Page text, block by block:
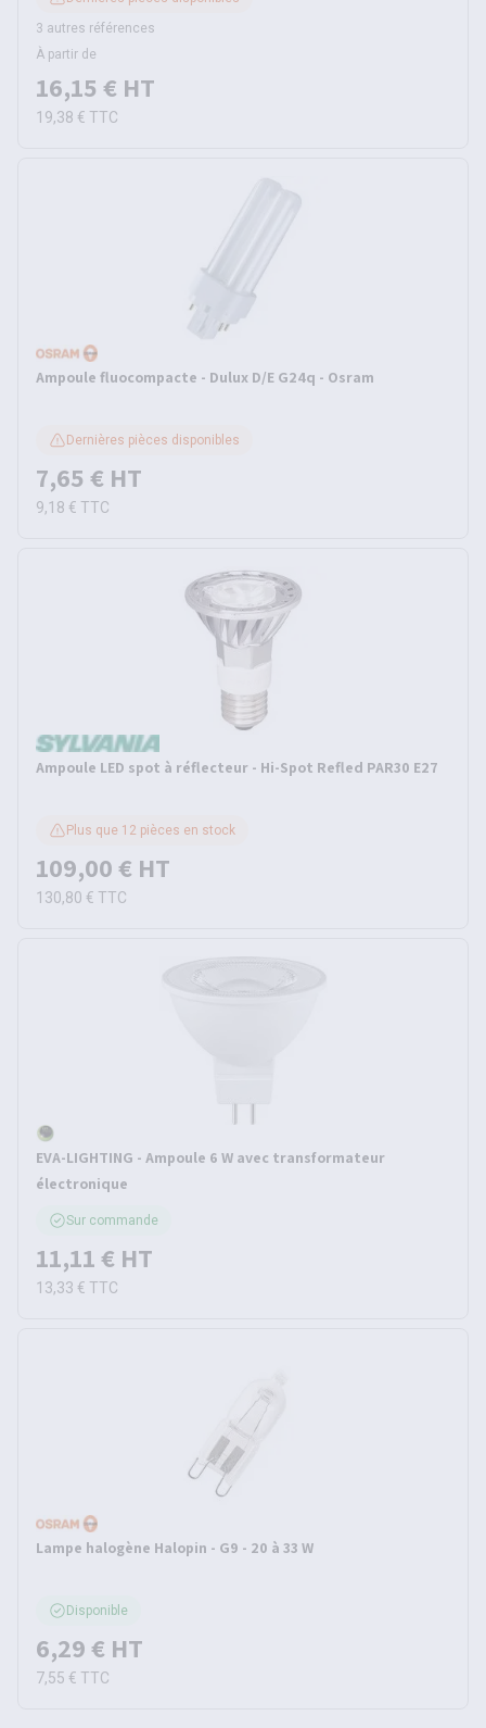
3 autres références
À partir de
16,15 € HT
19,38 € TTC
Ampoule fluocompacte - Dulux D/E G24q - Osram
Dernières pièces disponibles
7,65 € HT
9,18 € TTC
Ampoule LED spot à réflecteur - Hi-Spot Refled PAR30 E27
Plus que 12 pièces en stock
109,00 € HT
130,80 € TTC
EVA-LIGHTING - Ampoule 6 W avec transformateur
électronique
Sur commande
11,11 € HT
13,33 € TTC
Lampe halogène Halopin - G9 - 20 à 33 W
Disponible
6,29 € HT
7,55 € TTC